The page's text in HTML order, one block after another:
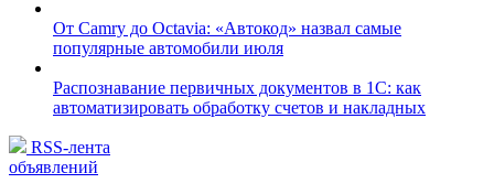
От Camry до Octavia: «Автокод» назвал самые
популярные автомобили июля
Распознавание первичных документов в 1С: как
автоматизировать обработку счетов и накладных
RSS-лента
объявлений